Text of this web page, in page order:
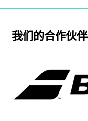
我们的合作伙伴